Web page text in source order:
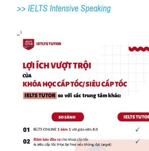
>> IELTS Intensive Speaking